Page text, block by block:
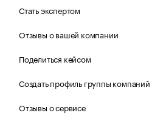
Стать экспертом
Отзывы о вашей компании
Поделиться кейсом
Создать профиль группы компаний
Отзывы о сервисе